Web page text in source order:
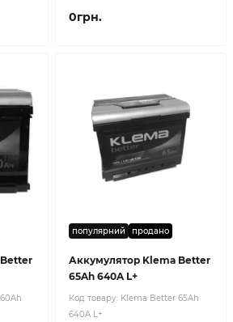
0грн.
популярний продано
Аккумулятор Klema Better
65Ah 640A L+
Код товару: Klema Better 65Ah
640A L+